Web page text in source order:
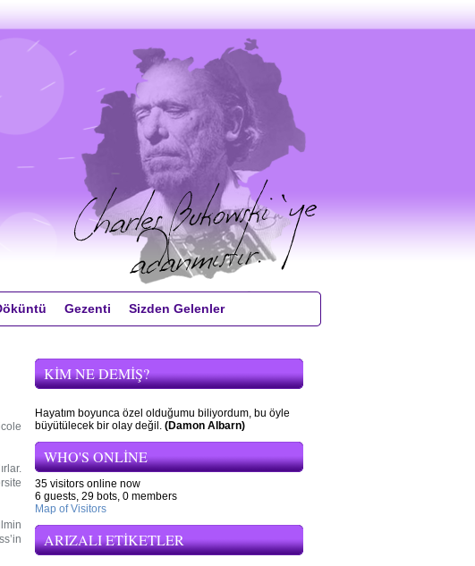
Gezenti Sizden Gelenler
KIM NE DEMIŞ?
Hayatım boyunca özel olduğumu biliyordum, bu öyle
büyütülecek bir olay değil. (Damon Albarn)
WHO'S ONLINE
35 visitors online now
6 guests, 29 bots, 0 members
Map of Visitors
ARIZALI ETIKETLER